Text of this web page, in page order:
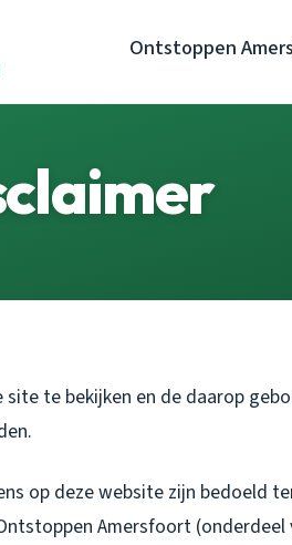
Ontstoppen
site te bekijken en de daarop
op deze website zijn bedoeld
Amersfoort